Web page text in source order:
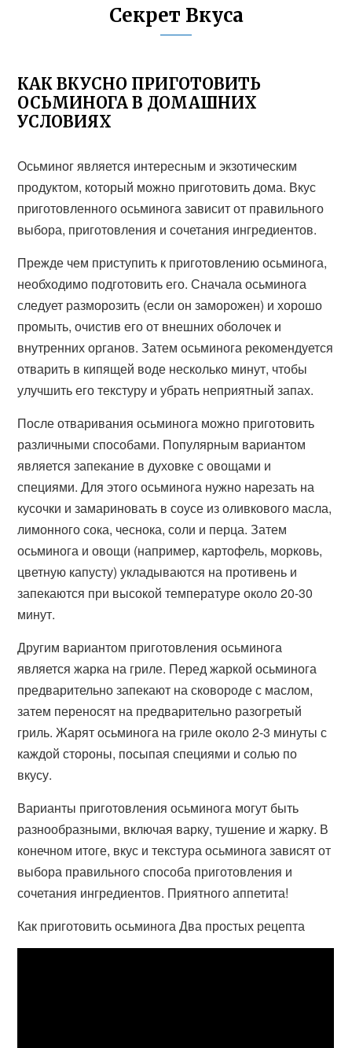
Секрет Вкуса
КАК ВКУСНО ПРИГОТОВИТЬ
ОСЬМИНОГА В ДОМАШНИХ
УСЛОВИЯХ
Осьминог является интересным и экзотическим
продуктом, который можно приготовить дома. Вкус
приготовленного осьминога зависит от правильного
выбора, приготовления и сочетания ингредиентов.
Прежде чем приступить к приготовлению осьминога,
необходимо подготовить его. Сначала осьминога
следует разморозить (если он заморожен) и хорошо
промыть, очистив его от внешних оболочек и
внутренних органов. Затем осьминога рекомендуется
отварить в кипящей воде несколько минут, чтобы
улучшить его текстуру и убрать неприятный запах.
После отваривания осьминога можно приготовить
различными способами. Популярным вариантом
является запекание в духовке с овощами и
специями. Для этого осьминога нужно нарезать на
кусочки и замариновать в соусе из оливкового масла,
лимонного сока, чеснока, соли и перца. Затем
осьминога и овощи (например, картофель, морковь,
цветную капусту) укладываются на противень и
запекаются при высокой температуре около 20-30
минут.
Другим вариантом приготовления осьминога
является жарка на гриле. Перед жаркой осьминога
предварительно запекают на сковороде с маслом,
затем переносят на предварительно разогретый
гриль. Жарят осьминога на гриле около 2-3 минуты с
каждой стороны, посыпая специями и солью по
вкусу.
Варианты приготовления осьминога могут быть
разнообразными, включая варку, тушение и жарку. В
конечном итоге, вкус и текстура осьминога зависят от
выбора правильного способа приготовления и
сочетания ингредиентов. Приятного аппетита!
Как приготовить осьминога Два простых рецепта